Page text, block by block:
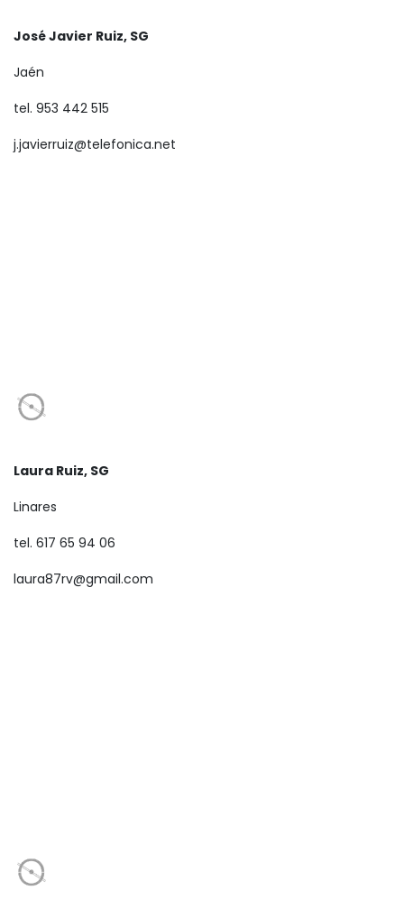
José Javier Ruiz, SG
Jaén
tel. 953 442 515
j.javierruiz@telefonica.net
Laura Ruiz, SG
Linares
tel. 617 65 94 06
laura87rv@gmail.com